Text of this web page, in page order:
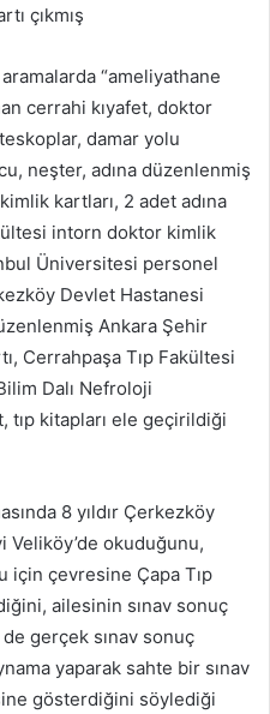
çıkmış
“ameliyathane
cerrahi kıyafet, doktor
damar yolu
neşter, adına düzenlenmiş
kartları, 2 adet adına
intorn doktor kimlik
Üniversitesi personel
Devlet Hastanesi
Ankara Şehir
Cerrahpaşa Tıp Fakültesi
Dalı Nefroloji
tıp kitapları ele geçirildiği
8 yıldır Çerkezköy
okuduğunu,
için çevresine Çapa Tıp
ailesinin sınav sonuç
gerçek sınav sonuç
yaparak sahte bir sınav
gösterdiğini söylediği